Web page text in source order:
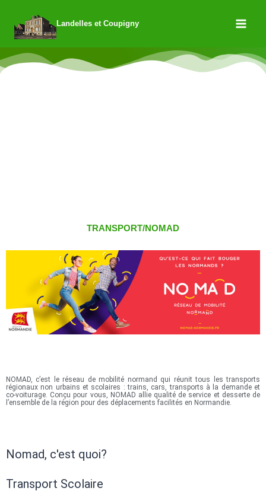
Landelles et Coupigny
TRANSPORT/NOMAD
NOMAD, c’est le réseau de mobilité normand qui réunit tous les transports
régionaux non urbains et scolaires : trains, cars, transports à la demande et
co-voiturage. Conçu pour vous, NOMAD allie qualité de service et desserte de
l’ensemble de la région pour des déplacements facilités en Normandie.
Nomad, c'est quoi?
Transport Scolaire